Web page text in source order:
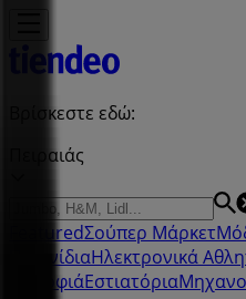
Βρίσκεστε εδώ:
Πειραιάς
FeaturedΣούπερ Μάρκετ
ΠαιχνίδιαΗλεκτρονικά
ΟμορφιάΕστιατόρια